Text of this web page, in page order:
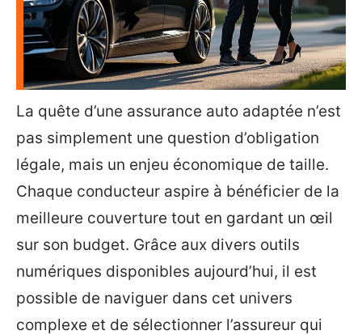
La quête d’une assurance auto adaptée n’est
pas simplement une question d’obligation
légale, mais un enjeu économique de taille.
Chaque conducteur aspire à bénéficier de la
meilleure couverture tout en gardant un œil
sur son budget. Grâce aux divers outils
numériques disponibles aujourd’hui, il est
possible de naviguer dans cet univers
complexe et de sélectionner l’assureur qui